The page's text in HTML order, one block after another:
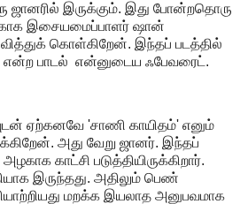
இருக்கும். இது போன்றதொரு
இசையமைப்பாளர் ஷான்
கொள்கிறேன். இந்தப் படத்தில்
என்ற பாடல் என்னுடைய ஃபேவரைட்.
ஏற்கனவே 'சாணி காயிதம்' எனும்
அது வேறு ஜானர். இந்தப்
காட்சி படுத்தியிருக்கிறார்.
இருந்தது.‌ அதிலும் பெண்
மறக்க இயலாத அனுபவமாக